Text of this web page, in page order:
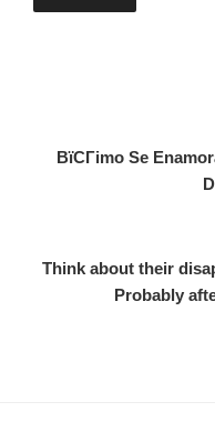
ВїCГіmo Se
Think about their
Probably